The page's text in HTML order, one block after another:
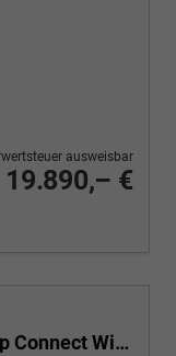
19.890,– €
ausweisbar
Yes 1.0 80 PS Sitzheizung-App Connect Wireless-Einparkhilfe-Klima-Sofort